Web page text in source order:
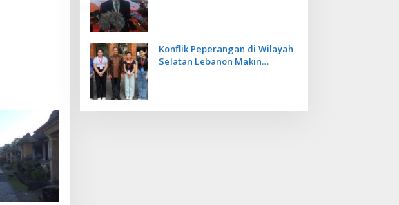
Konflik Peperangan di Wilayah
Selatan Lebanon Makin